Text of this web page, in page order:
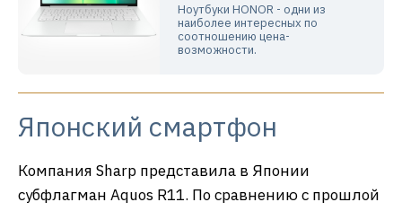
Ноутбуки HONOR - одни из
наиболее интересных по
соотношению цена-
возможности.
Японский смартфон
Компания Sharp представила в Японии
субфлагман Aquos R11. По сравнению с прошлой